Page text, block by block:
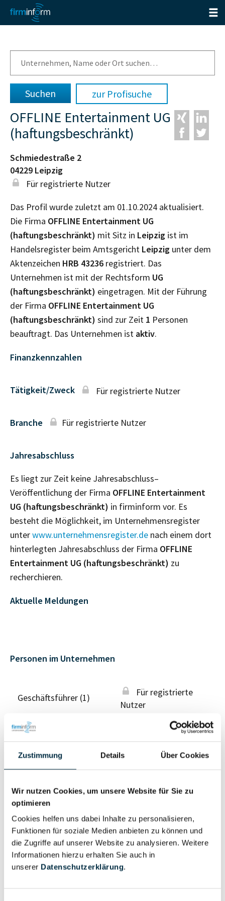
Zustimmung Details Über Cookies
Wir nutzen Cookies, um unsere Website für Sie zu
optimieren
Cookies helfen uns dabei Inhalte zu personalisieren,
Funktionen für soziale Medien anbieten zu können und
die Zugriffe auf unserer Website zu analysieren. Weitere
Informationen hierzu erhalten Sie auch in
unserer Datenschutzerklärung.
zur Profisuche
OFFLINE Entertainment UG
(haftungsbeschränkt)
Schmiedestraße 2
04229 Leipzig
Für registrierte Nutzer
Das Profil wurde zuletzt am 01.10.2024 aktualisiert.
Die Firma OFFLINE Entertainment UG
(haftungsbeschränkt) mit Sitz in Leipzig ist im
Handelsregister beim Amtsgericht Leipzig unter dem
Aktenzeichen HRB 43236 registriert. Das
Unternehmen ist mit der Rechtsform UG
(haftungsbeschränkt) eingetragen. Mit der Führung
der Firma OFFLINE Entertainment UG
(haftungsbeschränkt) sind zur Zeit 1 Personen
beauftragt. Das Unternehmen ist aktiv.
Finanzkennzahlen
Tätigkeit/Zweck Für registrierte Nutzer
Branche Für registrierte Nutzer
Jahresabschluss
Es liegt zur Zeit keine Jahresabschluss–
Veröffentlichung der Firma OFFLINE Entertainment
UG (haftungsbeschränkt) in firminform vor. Es
besteht die Möglichkeit, im Unternehmensregister
unterwww.unternehmensregister.de nach einem dort
hinterlegten Jahresabschluss der Firma OFFLINE
Entertainment UG (haftungsbeschränkt) zu
recherchieren.
Aktuelle Meldungen
Personen im Unternehmen
Geschäftsführer (1)
Für registrierte
Nutzer
Berechtigter
Unternehmensprofil
Eigentums- und Kontrollstruktur
Gesellschafterstruktur
Vollständiges
Unternehmensprofil
anfragen